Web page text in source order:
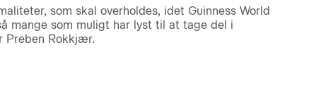
som skal overholdes, idet Guinness World
mange som muligt har lyst til at tage del i
Preben Rokkjær.